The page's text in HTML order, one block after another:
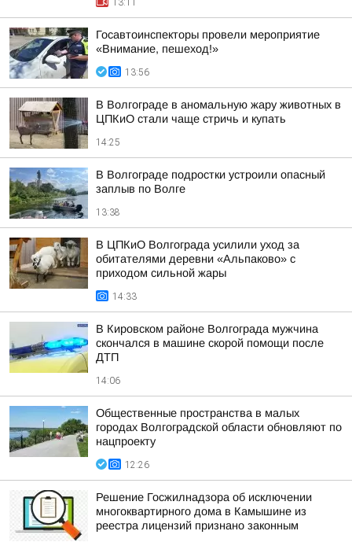
13:11
Госавтоинспекторы провели мероприятие
«Внимание, пешеход!»
13:56
В Волгограде в аномальную жару животных в
ЦПКиО стали чаще стричь и купать
14:25
В Волгограде подростки устроили опасный
заплыв по Волге
13:38
В ЦПКиО Волгограда усилили уход за
обитателями деревни «Альпаково» с
приходом сильной жары
14:33
В Кировском районе Волгограда мужчина
скончался в машине скорой помощи после
ДТП
14:06
Общественные пространства в малых
городах Волгоградской области обновляют по
нацпроекту
12:26
Решение Госжилнадзора об исключении
многоквартирного дома в Камышине из
реестра лицензий признано законным